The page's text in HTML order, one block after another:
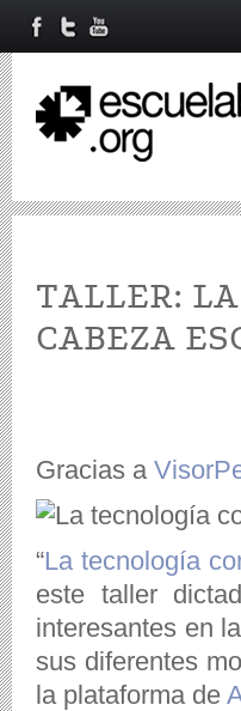
TALLER:
CABEZA
Gracias a
“La tecnología
este taller
interesantes en
sus diferentes
la plataforma de